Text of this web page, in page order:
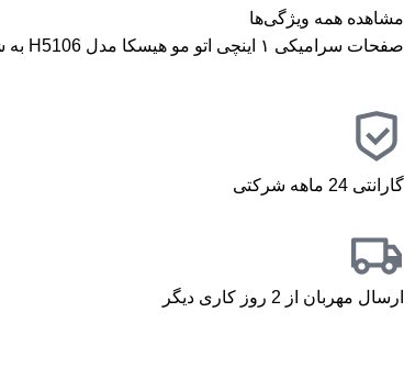
مشاهده همه ویژگی‌ها
صفحات سرامیکی ۱ اینچی اتو مو هیسکا مدل H5106 به شکلی طراحی شده‌اند که حرارت را یکنواخت توزیع کنند و مانع آسیب زدن به موهای سر شما شوند.
گارانتی 24 ماهه شرکتی
ارسال مهربان از 2 روز کاری دیگر